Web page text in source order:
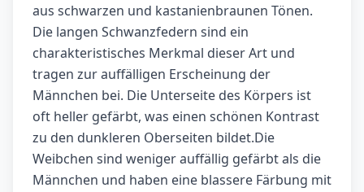
aus schwarzen und kastanienbraunen Tönen.
Die langen Schwanzfedern sind ein
charakteristisches Merkmal dieser Art und
tragen zur auffälligen Erscheinung der
Männchen bei. Die Unterseite des Körpers ist
oft heller gefärbt, was einen schönen Kontrast
zu den dunkleren Oberseiten bildet.Die
Weibchen sind weniger auffällig gefärbt als die
Männchen und haben eine blassere Färbung mit